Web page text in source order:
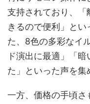
支持されており、
きるので便利」とい
た、8色の多彩なイ
ド演出に最適」「
た」といった声を集
一方、価格の手頃